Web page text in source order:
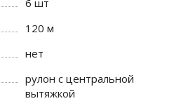
6 шт
120 м
нет
рулон с центральной
вытяжкой